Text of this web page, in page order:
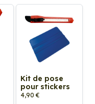
Kit de pose
pour stickers
4,90 €